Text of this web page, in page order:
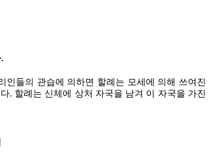
들의 관습에 의하면 할례는 모세에 의해 쓰여진
. 할례는 신체에 상처 자국을 남겨 이 자국을 가진